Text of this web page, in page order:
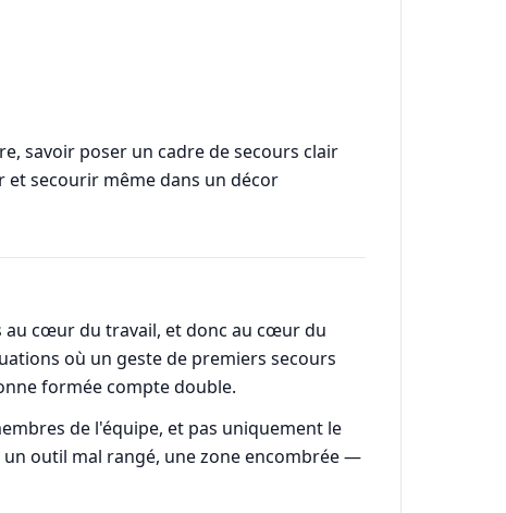
savoir poser un cadre de secours clair
secourir même dans un décor
cœur du travail, et donc au cœur du
où un geste de premiers secours
formée compte double.
de l'équipe, et pas uniquement le
outil mal rangé, une zone encombrée —